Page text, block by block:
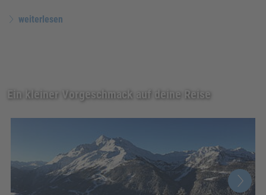
weiterlesen
Ein kleiner Vorgeschmack auf deine Reise